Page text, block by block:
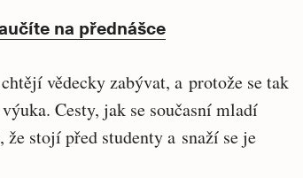
na přednášce
vědecky zabývat, a protože se tak
Cesty, jak se současní mladí
stojí před studenty a snaží se je